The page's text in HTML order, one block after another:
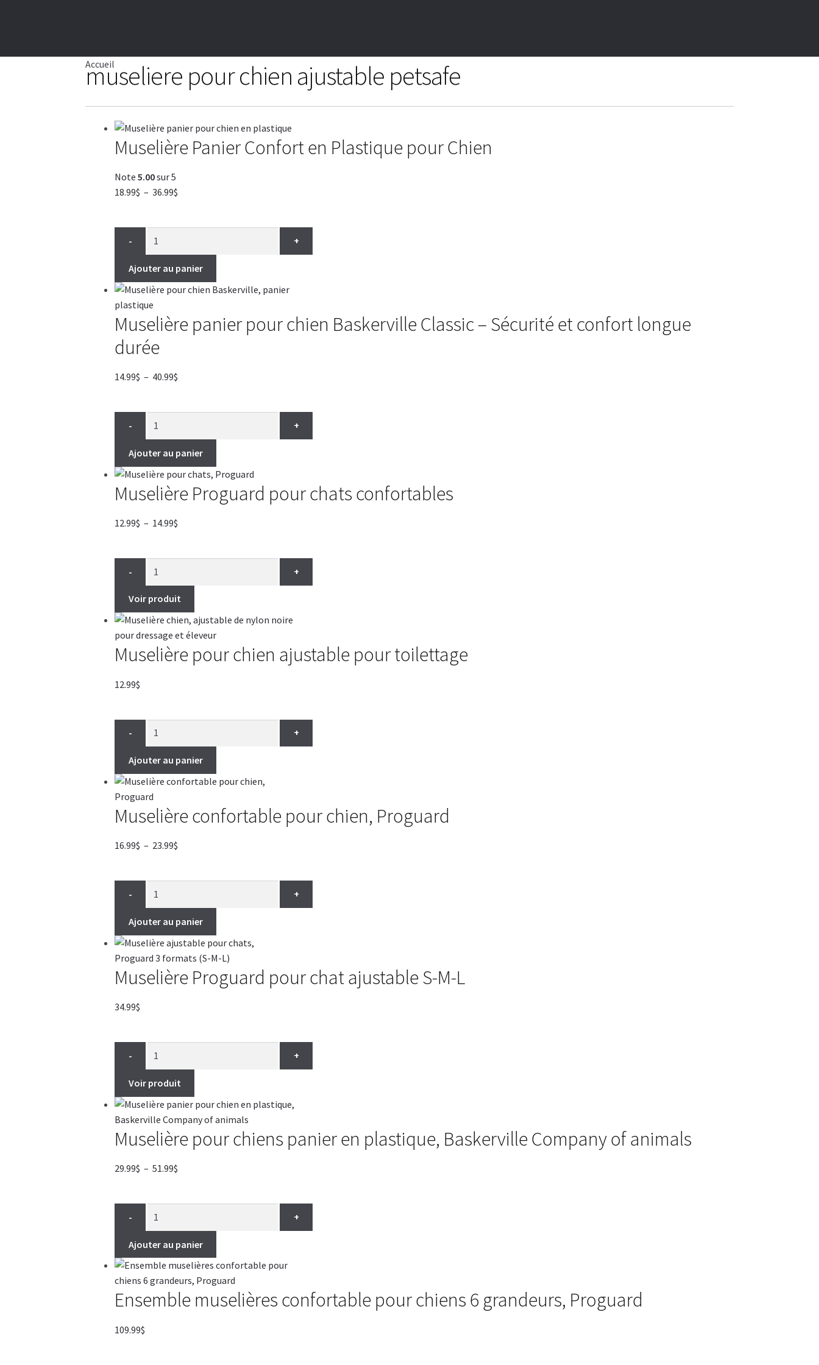
Accueil
museliere pour chien ajustable petsafe
Muselière Panier Confort en Plastique pour Chien
Note5.00sur 5
18.99$ – 36.99$
à
36.99$
- +
Ajouter au panier
Muselière panier pour chien Baskerville Classic – Sécurité et confort longue
durée
14.99$ – 40.99$
à
40.99$
- +
Ajouter au panier
Muselière Proguard pour chats confortables
12.99$ – 14.99$
à
14.99$
- +
Voir produit
Muselière pour chien ajustable pour toilettage
12.99$
- +
Ajouter au panier
Muselière confortable pour chien, Proguard
16.99$ – 23.99$
à
23.99$
- +
Ajouter au panier
Muselière Proguard pour chat ajustable S-M-L
34.99$
- +
Voir produit
Muselière pour chiens panier en plastique, Baskerville Company of animals
29.99$ – 51.99$
à
51.99$
- +
Ajouter au panier
Ensemble muselières confortable pour chiens 6 grandeurs, Proguard
109.99$